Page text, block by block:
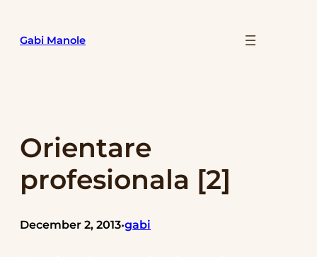
content
Gabi Manole
Orientare
profesionala [2]
December 2, 2013•gabi